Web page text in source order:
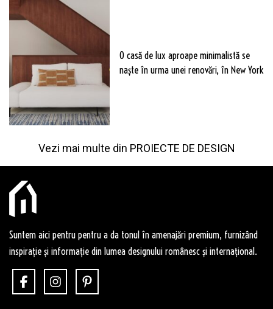
O casă de lux aproape minimalistă se
naște în urma unei renovări, în New York
Vezi mai multe din PROIECTE DE DESIGN
Suntem aici pentru pentru a da tonul în amenajări premium, furnizând
inspirație și informație din lumea designului românesc și internațional.